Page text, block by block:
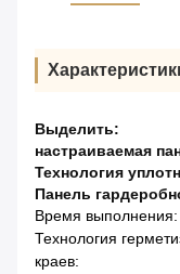
Выделить:
настраиваемая
Технология
Панель
Время выполнения:
Технология
краев: